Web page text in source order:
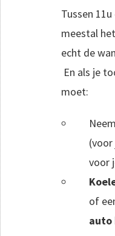
Tussen
meestal
echt de
En als je
moet:
voor
of
auto